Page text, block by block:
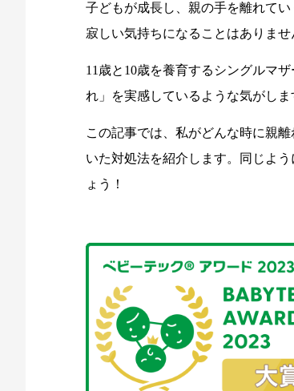
子どもが成長し、親の手を離れて
寂しい気持ちになることはありませ
11歳と10歳を養育するシングルマ
れ」を実感しているような気がしま
この記事では、私がどんな時に親
いた対処法を紹介します。同じよ
ょう！